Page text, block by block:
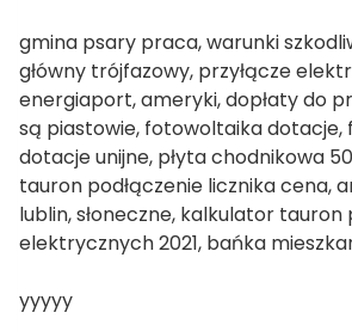
gmina psary praca, warunki
główny trójfazowy, przyłącze
energiaport, ameryki, dopłaty do
są piastowie, fotowoltaika
dotacje unijne, płyta chodnikowa
tauron podłączenie licznika cena,
lublin, słoneczne, kalkulator tauron
elektrycznych 2021, bańka
yyyyy